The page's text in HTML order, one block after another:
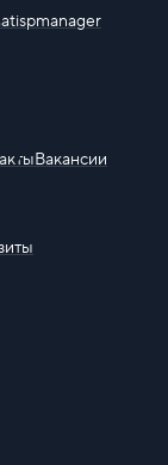
ispmanager
Вакансии